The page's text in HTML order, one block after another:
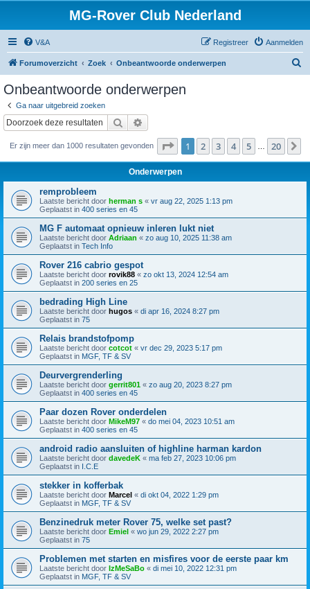
MG-Rover Club Nederland
V&A Aanmelden
Registreer
Forumoverzicht Zoek Onbeantwoorde onderwerpen
Onbeantwoorde onderwerpen
Ga naar uitgebreid zoeken
Zoek
Er zijn meer dan 1000 resultaten gevonden Pagina van 20
1 2 3 4 5 20
Onderwerpen
remprobleem
Laatste bericht door herman s « vr aug 22, 2025 1:13 pm
Geplaatst in 400 series en 45
MG F automaat opnieuw inleren lukt niet
Laatste bericht door Adriaan « zo aug 10, 2025 11:38 am
Geplaatst in Tech Info
Rover 216 cabrio gespot
Laatste bericht door rovik88 « zo okt 13, 2024 12:54 am
Geplaatst in 200 series en 25
bedrading High Line
Laatste bericht door hugos « di apr 16, 2024 8:27 pm
Geplaatst in 75
Relais brandstofpomp
Laatste bericht door cotcot « vr dec 29, 2023 5:17 pm
Geplaatst in MGF, TF & SV
Deurvergrenderling
Laatste bericht door gerrit801 « zo aug 20, 2023 8:27 pm
Geplaatst in 400 series en 45
Paar dozen Rover onderdelen
Laatste bericht door MikeM97 « do mei 04, 2023 10:51 am
Geplaatst in 400 series en 45
android radio aansluiten of highline harman kardon
Laatste bericht door davedeK « ma feb 27, 2023 10:06 pm
Geplaatst in I.C.E
stekker in kofferbak
Laatste bericht door Marcel « di okt 04, 2022 1:29 pm
Geplaatst in MGF, TF & SV
Benzinedruk meter Rover 75, welke set past?
Laatste bericht door Emiel « wo jun 29, 2022 2:27 pm
Geplaatst in 75
Problemen met starten en misfires voor de eerste paar km
Laatste bericht door IzMeSaBo « di mei 10, 2022 12:31 pm
Geplaatst in MGF, TF & SV